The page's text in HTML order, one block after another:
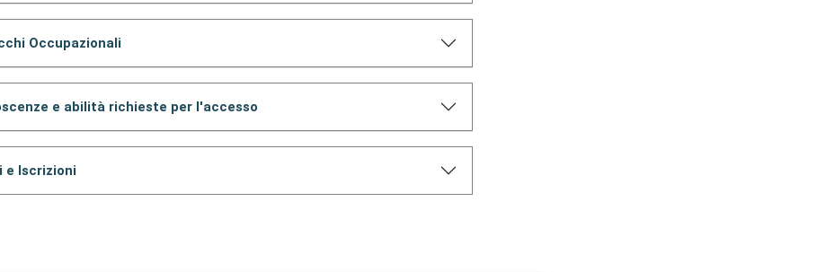
Occupazionali
e abilità richieste per l'accesso
e Iscrizioni